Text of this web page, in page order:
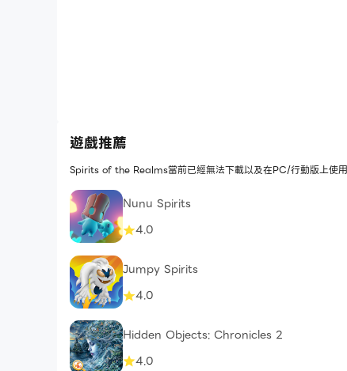
遊戲推薦
Spirits of the Realms當前已經無法下載以及在PC/行動版上使
Nunu Spirits
4.0
Jumpy Spirits
4.0
Hidden Objects: Chronicles 2
4.0